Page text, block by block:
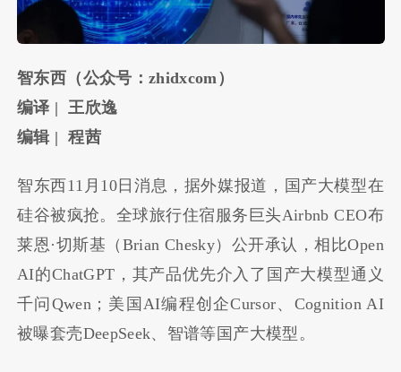
智东西（公众号：zhidxcom）
编译 | 王欣逸
编辑 | 程茜
智东西11月10日消息，据外媒报道，国产大模型在
硅谷被疯抢。全球旅行住宿服务巨头Airbnb CEO布
莱恩·切斯基（Brian Chesky）公开承认，相比Open
AI的ChatGPT，其产品优先介入了国产大模型通义
千问Qwen；美国AI编程创企Cursor、Cognition AI
被曝套壳DeepSeek、智谱等国产大模型。